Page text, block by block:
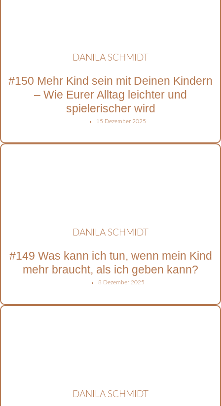
DANILA SCHMIDT
#150 Mehr Kind sein mit Deinen Kindern
– Wie Eurer Alltag leichter und
spielerischer wird
15 Dezember 2025
DANILA SCHMIDT
#149 Was kann ich tun, wenn mein Kind
mehr braucht, als ich geben kann?
8 Dezember 2025
DANILA SCHMIDT